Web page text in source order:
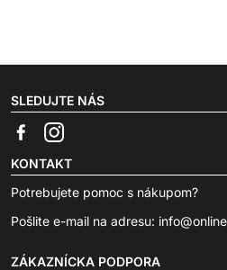
SLEDUJTE NÁS
KONTAKT
Potrebujete pomoc s nákupom?
Pošlite e-mail na adresu:
ZÁKAZNÍCKA PODPORA